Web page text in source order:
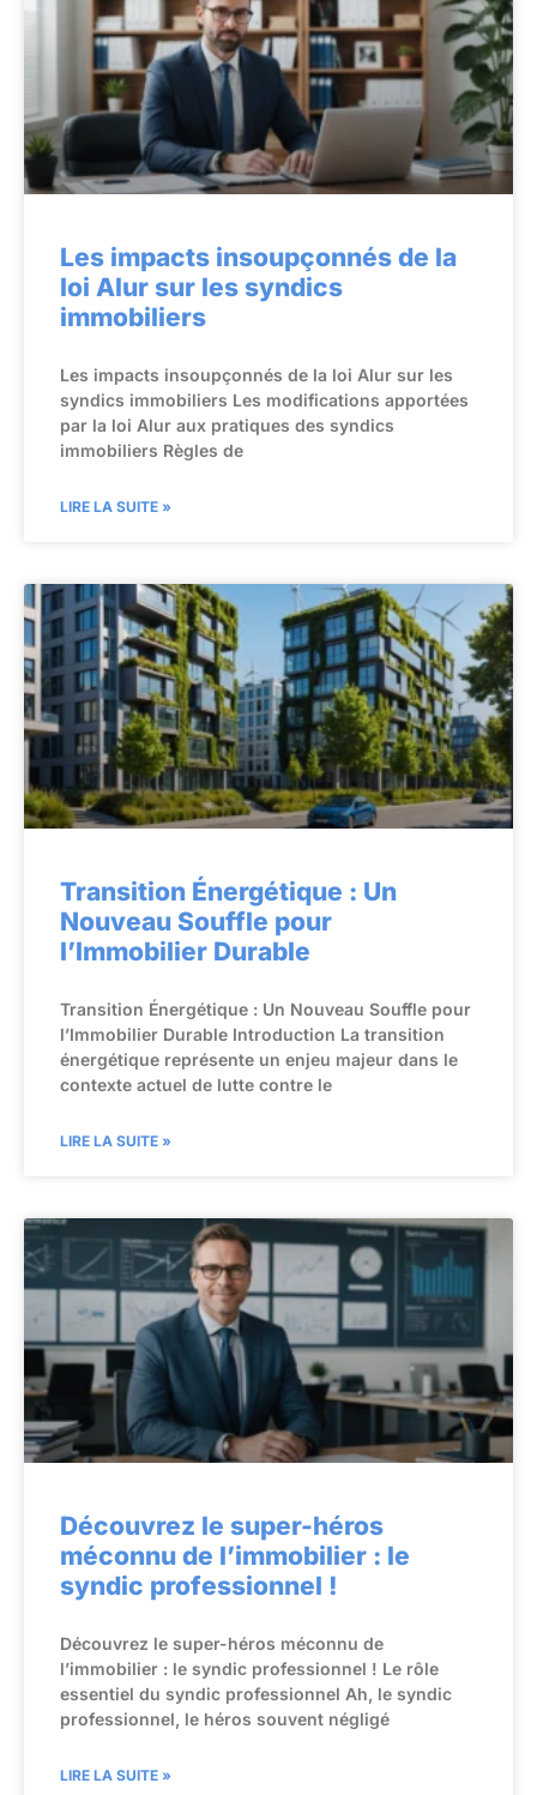
Les impacts insoupçonnés de la
loi Alur sur les syndics
immobiliers
Les impacts insoupçonnés de la loi Alur sur les
syndics immobiliers Les modifications apportées
par la loi Alur aux pratiques des syndics
immobiliers Règles de
LIRE LA SUITE »
Transition Énergétique : Un
Nouveau Souffle pour
l’Immobilier Durable
Transition Énergétique : Un Nouveau Souffle pour
l’Immobilier Durable Introduction La transition
énergétique représente un enjeu majeur dans le
contexte actuel de lutte contre le
LIRE LA SUITE »
Découvrez le super-héros
méconnu de l’immobilier : le
syndic professionnel !
Découvrez le super-héros méconnu de
l’immobilier : le syndic professionnel ! Le rôle
essentiel du syndic professionnel Ah, le syndic
professionnel, le héros souvent négligé
LIRE LA SUITE »